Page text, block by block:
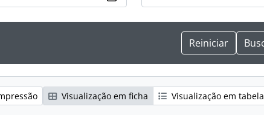
Visualização em ficha Visualização em tabela